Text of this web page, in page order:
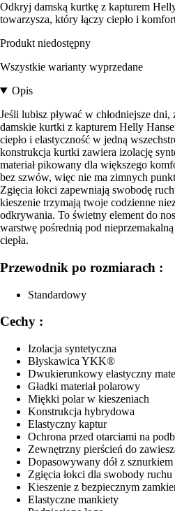
Odkryj damską kurtkę z kapturem
towarzysza, który łączy ciepło i
Produkt niedostępny
Wszystkie warianty wyprzedane
Opis
Jeśli lubisz pływać w chłodniejsze
damskie kurtki z kapturem Helly
ciepło i elastyczność w jedną
konstrukcja kurtki zawiera izolację
materiał pikowany dla większego
bez szwów, więc nie ma zimnych
Zgięcia łokci zapewniają swobodę
kieszenie trzymają twoje codzienne
odkrywania. To świetny element do
warstwę pośrednią pod
ciepła.
Przewodnik po rozmiarach :
Standardowy
Cechy :
Izolacja syntetyczna
Błyskawica YKK®
Dwukierunkowy elastyczny
Gładki materiał polarowy
Miękki polar w kieszeniach
Konstrukcja hybrydowa
Elastyczny kaptur
Ochrona przed otarciami na
Zewnętrzny pierścień do
Dopasowywany dół z
Zgięcia łokci dla swobody ruchu
Kieszenie z bezpiecznym
Elastyczne mankiety